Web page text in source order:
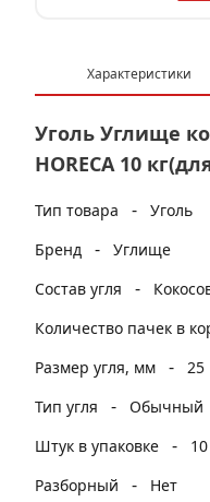
Характеристики
Уголь Углище
HORECA 10
Тип товара - Уголь
Бренд
- Углище
Состав угля
-
Количество пачек в
Размер угля, мм
- 25
Тип угля
-
Обычный
Штук в упаковке
-
10
Разборный
-
Нет